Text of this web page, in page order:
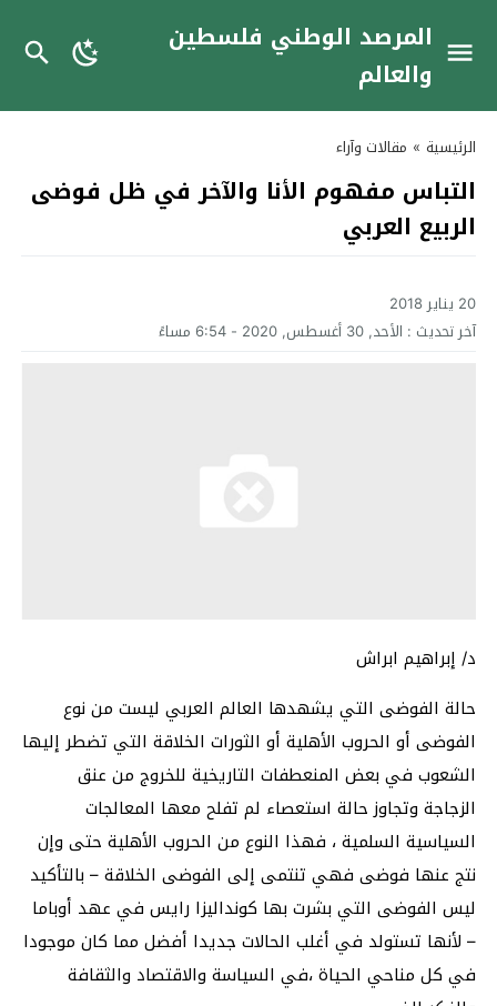
المرصد الوطني فلسطين
والعالم
الرئيسية » مقالات وآراء
التباس مفهوم الأنا والآخر في ظل فوضى
الربيع العربي
20 يناير 2018
آخر تحديث : الأحد, 30 أغسطس, 2020 - 6:54 مساءً
د/ إبراهيم ابراش
حالة الفوضى التي يشهدها العالم العربي ليست من نوع
الفوضى أو الحروب الأهلية أو الثورات الخلاقة التي تضطر إليها
الشعوب في بعض المنعطفات التاريخية للخروج من عنق
الزجاجة وتجاوز حالة استعصاء لم تفلح معها المعالجات
السياسية السلمية ، فهذا النوع من الحروب الأهلية حتى وإن
نتج عنها فوضى فهي تنتمى إلى الفوضى الخلاقة – بالتأكيد
ليس الفوضى التي بشرت بها كونداليزا رايس في عهد أوباما
– لأنها تستولد في أغلب الحالات جديدا أفضل مما كان موجودا
في كل مناحي الحياة ،في السياسة والاقتصاد والثقافة